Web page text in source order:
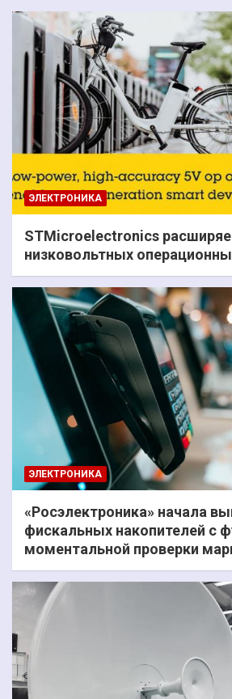
ЭЛЕКТРОНИКА
STMicroelectronics
низковольтных
ЭЛЕКТРОНИКА
«Росэлектроника» начала
фискальных накопителей с
моментальной проверки